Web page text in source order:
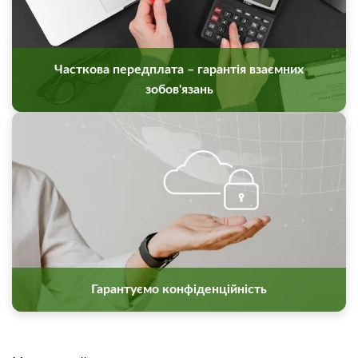
Часткова передплата – гарантія взаємних
зобов'язань
Гарантуємо конфіденційність